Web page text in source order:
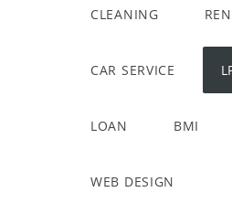
CLEANING
CAR SERVICE
LOAN BMI
WEB DESIGN